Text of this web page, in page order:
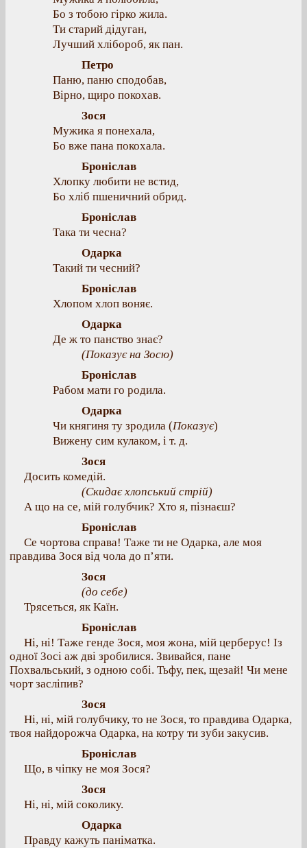
Бо з тобою гірко жила.
Ти старий дідуган,
Лучший хлібороб, як пан.
Петро
Паню, паню сподобав,
Вірно, щиро покохав.
Зося
Мужика я понехала,
Бо вже пана покохала.
Броніслав
Хлопку любити не встид,
Бо хліб пшеничний обрид.
Броніслав
Така ти чесна?
Одарка
Такий ти чесний?
Броніслав
Хлопом хлоп воняє.
Одарка
Де ж то панство знає?
(Показує на Зосю)
Броніслав
Рабом мати го родила.
Одарка
Чи княгиня ту зродила (Показує)
Вижену сим кулаком, і т. д.
Зося
Досить комедій.
(Скидає хлопський стрій)
А що на се, мій голубчик? Хто я, пізнаєш?
Броніслав
Се чортова справа! Таже ти не Одарка, але моя
правдива Зося від чола до п’яти.
Зося
(до себе)
Трясеться, як Каїн.
Броніслав
Ні, ні! Таже генде Зося, моя жона, мій церберус! Із
одної Зосі аж дві зробилися. Звивайся, пане
Похвальський, з одною собі. Тьфу, пек, щезай! Чи мене
чорт засліпив?
Зося
Ні, ні, мій голубчику, то не Зося, то правдива Одарка,
твоя найдорожча Одарка, на котру ти зуби закусив.
Броніслав
Що, в чіпку не моя Зося?
Зося
Ні, ні, мій соколику.
Одарка
Правду кажуть паніматка.